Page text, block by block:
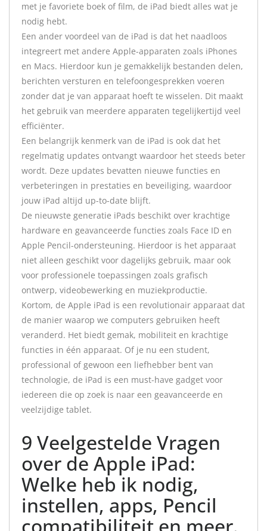
met je favoriete boek of film, de iPad biedt alles wat je
nodig hebt.
Een ander voordeel van de iPad is dat het naadloos
integreert met andere Apple-apparaten zoals iPhones
en Macs. Hierdoor kun je gemakkelijk bestanden delen,
berichten versturen en telefoongesprekken voeren
zonder dat je van apparaat hoeft te wisselen. Dit maakt
het gebruik van meerdere apparaten tegelijkertijd veel
efficiënter.
Een belangrijk kenmerk van de iPad is ook dat het
regelmatig updates ontvangt waardoor het steeds beter
wordt. Deze updates bevatten nieuwe functies en
verbeteringen in prestaties en beveiliging, waardoor
jouw iPad altijd up-to-date blijft.
De nieuwste generatie iPads beschikt over krachtige
hardware en geavanceerde functies zoals Face ID en
Apple Pencil-ondersteuning. Hierdoor is het apparaat
niet alleen geschikt voor dagelijks gebruik, maar ook
voor professionele toepassingen zoals grafisch
ontwerp, videobewerking en muziekproductie.
Kortom, de Apple iPad is een revolutionair apparaat dat
de manier waarop we computers gebruiken heeft
veranderd. Het biedt gemak, mobiliteit en krachtige
functies in één apparaat. Of je nu een student,
professional of gewoon een liefhebber bent van
technologie, de iPad is een must-have gadget voor
iedereen die op zoek is naar een geavanceerde en
veelzijdige tablet.
9 Veelgestelde Vragen
over de Apple iPad:
Welke heb ik nodig,
instellen, apps, Pencil